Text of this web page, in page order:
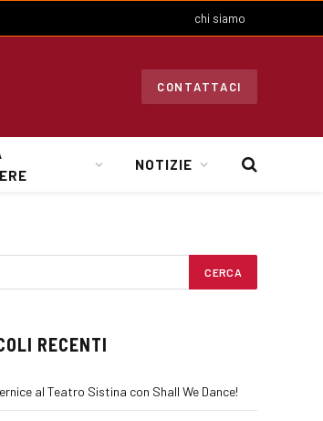
chi siamo
CONTATTACI
NOTIZIE
RECENTI
al Teatro Sistina con Shall We Dance!